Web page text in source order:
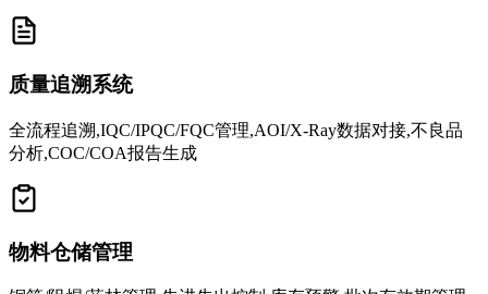
质量追溯系统
全流程追溯,IQC/IPQC/FQC管理,AOI/X-Ray数据对接,不良品
分析,COC/COA报告生成
物料仓储管理